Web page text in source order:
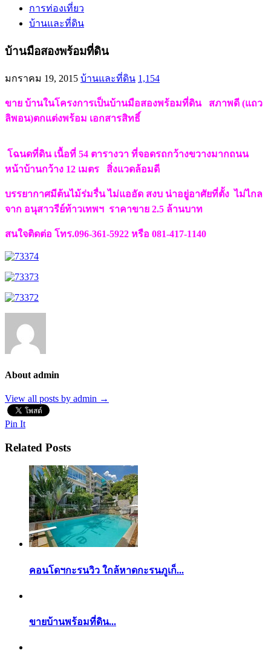
การท่องเที่ยว
บ้านและที่ดิน
บ้านมือสองพร้อมที่ดิน
มกราคม 19, 2015 บ้านและที่ดิน 1,154
ขาย บ้านในโครงการเป็นบ้านมือสองพร้อมที่ดิน สภาพดี (แถว
ลิพอน)ตกแต่งพร้อม เอกสารสิทธิ์
โฉนดที่ดิน เนื้อที่ 54 ตารางวา ที่จอดรถกว้างขวางมากถนน
หน้าบ้านกว้าง 12 เมตร สิ่งแวดล้อมดี
บรรยากาศมีต้นไม้ร่มรื่น ไม่แออัด สงบ น่าอยู่อาศัยที่ตั้ง ไม่ไกล
จาก อนุสาวรีย์ท้าวเทพฯ ราคาขาย 2.5 ล้านบาท
สนใจติดต่อ โทร.096-361-5922 หรือ 081-417-1140
About admin
View all posts by admin →
Pin It
Related Posts
คอนโดฯกะรนวิว ใกล้หาดกะรนภูเก็...
ขายบ้านพร้อมที่ดิน...